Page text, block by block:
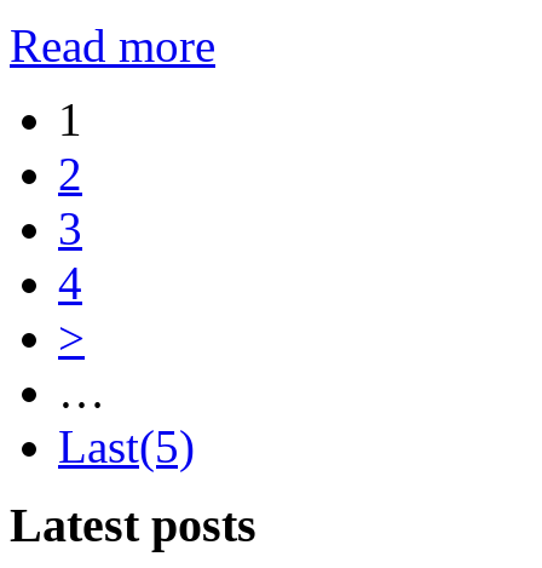
Read more
1
2
3
4
>
…
Last(5)
Latest posts